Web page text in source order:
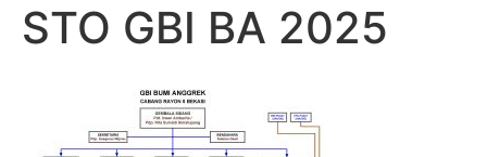
STO GBI BA 2025